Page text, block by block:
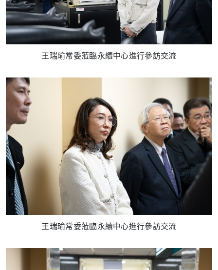
王瑞瑜常委蒞臨永續中心進行參訪交流
王瑞瑜常委蒞臨永續中心進行參訪交流